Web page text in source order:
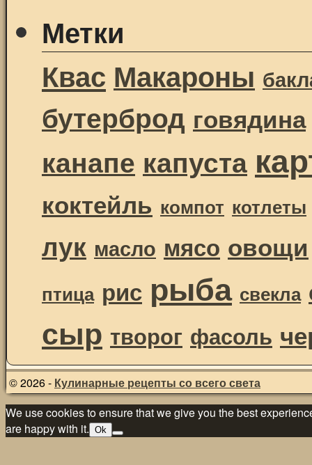
Метки
Квас Макароны
бутерброд говядина
канапе капуста
коктейль компот котлеты
лук масло мясо овощи
птица рис рыба свекла
сыр творог фасоль
© 2026 - Кулинарные рецепты со всего света
We use cookies to ensure that we give you the best
are happy with it. Ok